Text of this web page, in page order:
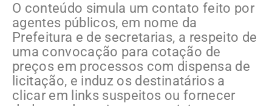
O conteúdo simula um contato feito por
agentes públicos, em nome da
Prefeitura e de secretarias, a respeito de
uma convocação para cotação de
preços em processos com dispensa de
licitação, e induz os destinatários a
clicar em links suspeitos ou fornecer